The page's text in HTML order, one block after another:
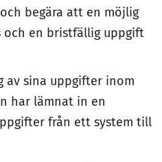
begära att en möjlig
en bristfällig uppgift
av sina uppgifter inom
har lämnat in en
från ett system till